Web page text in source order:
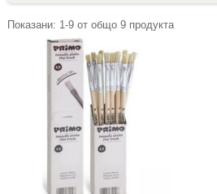
Показани: 1-9от общо 9продукта